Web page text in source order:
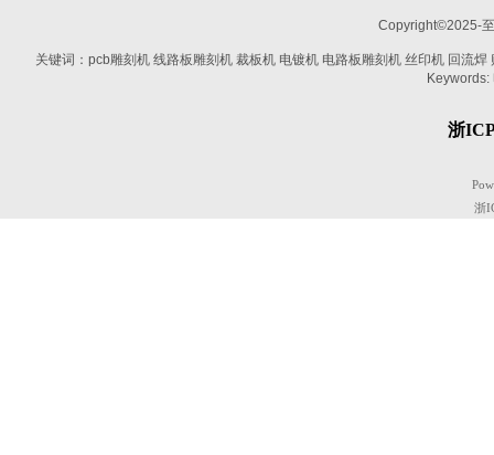
Copyright©2025-
关键词：pcb雕刻机 线路板雕刻机 裁板机 电镀机 电路板雕刻机 丝印机 回流
Keywords:
浙
浙